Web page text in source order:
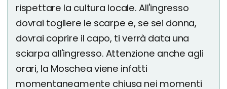
rispettare la cultura locale. All'ingresso
dovrai togliere le scarpe e, se sei donna,
dovrai coprire il capo, ti verrà data una
sciarpa all'ingresso. Attenzione anche agli
orari, la Moschea viene infatti
momentaneamente chiusa nei momenti